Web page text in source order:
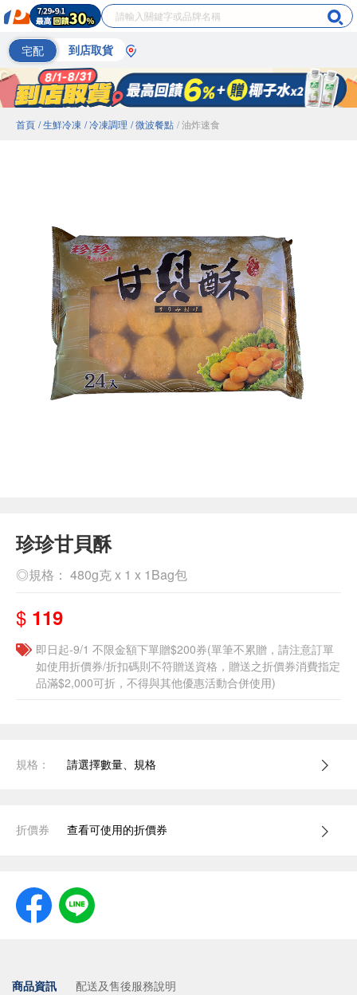
宅配 到店取貨
首頁 / 生鮮冷凍 / 冷凍調理 / 微波餐點 / 油炸速食
珍珍甘貝酥
◎規格： 480g克 x 1 x 1Bag包
$ 119
即日起-9/1 不限金額下單贈$200券(單筆不累贈，請注意訂單
如使用折價券/折扣碼則不符贈送資格，贈送之折價券消費指定
品滿$2,000可折，不得與其他優惠活動合併使用)
規格： 請選擇數量、規格
折價券 查看可使用的折價券
商品資訊 配送及售後服務說明